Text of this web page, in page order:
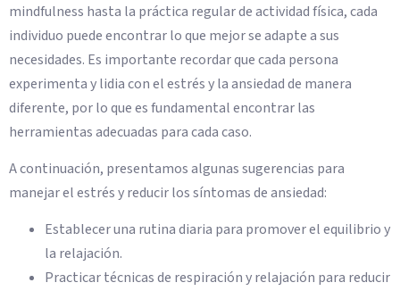
mindfulness hasta la práctica regular de actividad física, cada
individuo puede encontrar lo que mejor se adapte a sus
necesidades. Es importante recordar que cada persona
experimenta y lidia con el estrés y la ansiedad de manera
diferente, por lo que es fundamental encontrar las
herramientas adecuadas para cada caso.
A continuación, presentamos algunas sugerencias para
manejar el estrés y reducir los síntomas de ansiedad:
Establecer una rutina diaria para promover el equilibrio y
la relajación.
Practicar técnicas de respiración y relajación para reducir